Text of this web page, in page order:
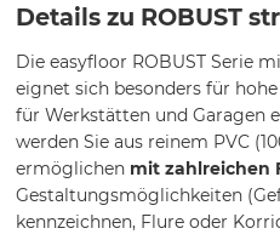
Details zu ROBUST
Die easyfloor ROBUST Serie
eignet sich besonders für
für Werkstätten und Garagen
werden Sie aus reinem PVC
ermöglichen mit zahlreichen
Gestaltungsmöglichkeiten
kennzeichnen, Flure oder